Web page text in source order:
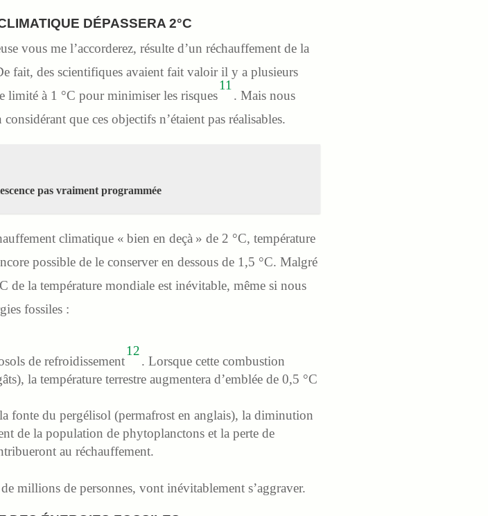
DÉPASSERA 2°C
vous me l’accorderez, résulte d’un réchauffement de la
fait, des scientifiques avaient fait valoir il y a plusieurs
limité à 1 °C pour minimiser les risques
11
. Mais nous
que ces objectifs n’étaient pas réalisables.
pas vraiment programmée
climatique « bien en deçà » de 2 °C, température
possible de le conserver en dessous de 1,5 °C. Malgré
de la température mondiale est inévitable, même si nous
fossiles :
de refroidissement
12
. Lorsque cette combustion
la température terrestre augmentera d’emblée de 0,5 °C
fonte du pergélisol (permafrost en anglais), la diminution
de la population de phytoplanctons et la perte de
au réchauffement.
millions de personnes, vont inévitablement s’aggraver.